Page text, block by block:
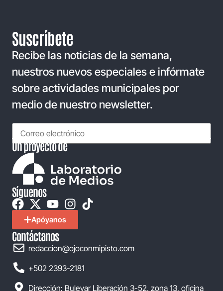
Suscríbete
Recibe las noticias de la semana,
nuestros nuevos especiales e infórmate
sobre actividades municipales por
medio de nuestro newsletter.
Un proyecto de
Síguenos
Apóyanos
Contáctanos
redaccion@ojoconmipisto.com
+502 2393-2181
Dirección: Bulevar Liberación 3-52, zona 13, oficina